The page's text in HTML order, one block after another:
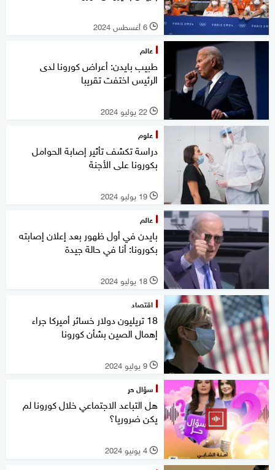
l 6 أغسطس 2024
عالم
طبيب بايدن: أعراض كورونا لدى
الرئيس اختفت تقريبا
l 22 يوليو 2024
علوم
دراسة تكشف تأثير إصابة الحوامل
بكورونا على الأجنة
l 19 يوليو 2024
عالم
بايدن في أول ظهور بعد إعلان إصابته
بكورونا: أنا في حالة جيدة
l 18 يوليو 2024
اقتصاد
18 تريليون دولار خسائر أميركا جراء
إهمال الصين بشأن كورونا
l 9 يوليو 2024
سؤال حر
هل التباعد الاجتماعي خلال كورونا لم
يكن ضروريا؟
l 4 يونيو 2024